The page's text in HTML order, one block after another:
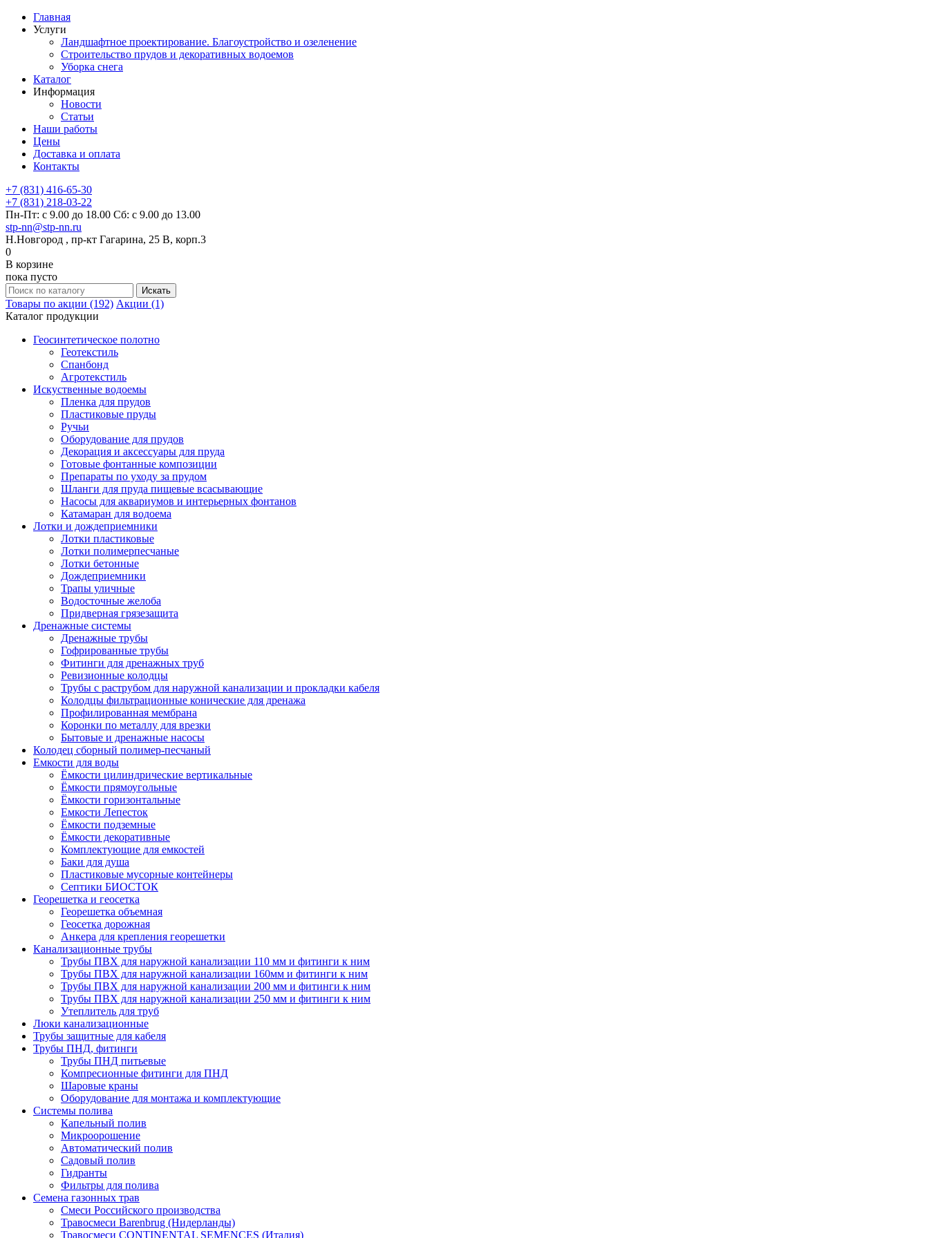
Главная
Услуги
Ландшафтное проектирование. Благоустройство и озеленение
Строительство прудов и декоративных водоемов
Уборка снега
Каталог
Информация
Новости
Статьи
Наши работы
Цены
Доставка и оплата
Контакты
+7 (831) 416-65-30
+7 (831) 218-03-22
Пн-Пт: с 9.00 до 18.00 Сб: с 9.00 до 13.00
stp-nn@stp-nn.ru
Н.Новгород , пр-кт Гагарина, 25 В, корп.3
0
В корзине
пока пусто
Товары по акции (192) Акции (1)
Каталог продукции
Геосинтетическое полотно
Геотекстиль
Спанбонд
Агротекстиль
Искуственные водоемы
Пленка для прудов
Пластиковые пруды
Ручьи
Оборудование для прудов
Декорация и аксессуары для пруда
Готовые фонтанные композиции
Препараты по уходу за прудом
Шланги для пруда пищевые всасывающие
Насосы для аквариумов и интерьерных фонтанов
Катамаран для водоема
Лотки и дождеприемники
Лотки пластиковые
Лотки полимерпесчаные
Лотки бетонные
Дождеприемники
Трапы уличные
Водосточные желоба
Придверная грязезащита
Дренажные системы
Дренажные трубы
Гофрированные трубы
Фитинги для дренажных труб
Ревизионные колодцы
Трубы с раструбом для наружной канализации и прокладки кабеля
Колодцы фильтрационные конические для дренажа
Профилированная мембрана
Коронки по металлу для врезки
Бытовые и дренажные насосы
Колодец сборный полимер-песчаный
Емкости для воды
Ёмкости цилиндрические вертикальные
Ёмкости прямоугольные
Ёмкости горизонтальные
Емкости Лепесток
Ёмкости подземные
Ёмкости декоративные
Комплектующие для емкостей
Баки для душа
Пластиковые мусорные контейнеры
Септики БИОСТОК
Георешетка и геосетка
Георешетка объемная
Геосетка дорожная
Анкера для крепления георешетки
Канализационные трубы
Трубы ПВХ для наружной канализации 110 мм и фитинги к ним
Трубы ПВХ для наружной канализации 160мм и фитинги к ним
Трубы ПВХ для наружной канализации 200 мм и фитинги к ним
Трубы ПВХ для наружной канализации 250 мм и фитинги к ним
Утеплитель для труб
Люки канализационные
Трубы защитные для кабеля
Трубы ПНД, фитинги
Трубы ПНД питьевые
Компресионные фитинги для ПНД
Шаровые краны
Оборудование для монтажа и комплектующие
Системы полива
Капельный полив
Микроорошение
Автоматический полив
Садовый полив
Гидранты
Фильтры для полива
Семена газонных трав
Смеси Российского производства
Травосмеси Barenbrug (Нидерланды)
Травосмеси CONTINENTAL SEMENCES (Италия)